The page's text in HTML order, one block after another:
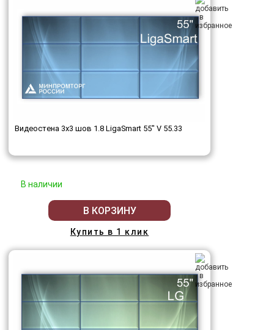
Видеостена 3x3 шов 1.8 LigaSmart 55" V 55.33
В наличии
В КОРЗИНУ
Купить в 1 клик